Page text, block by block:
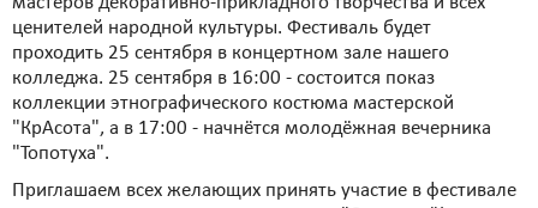
ценителей народной культуры. Фестиваль будет
проходить 25 сентября в концертном зале нашего
колледжа. 25 сентября в 16:00 - состоится показ
коллекции этнографического костюма мастерской
"КрАсота", а в 17:00 - начнётся молодёжная вечерника
"Топотуха".
Приглашаем всех желающих принять участие в фестивале